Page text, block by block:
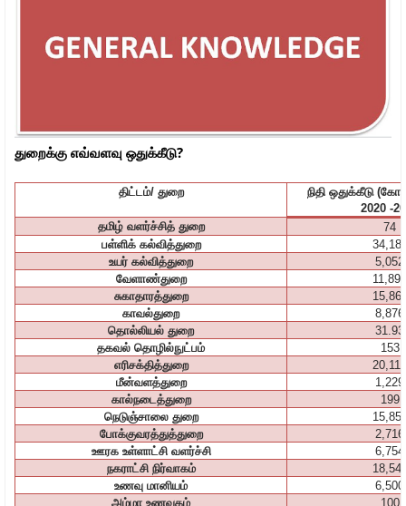
துறைக்கு எவ்வளவு ஒதுக்கீடு?
திட்டம்/ துறை நிதி ஒதுக்கீடு(
2020 -
தமிழ் வளர்ச்சித் துறை
74
பள்ளிக் கல்வித்துறை
உயர் கல்வித்துறை
5,052
வேளாண்துறை
11,894
சுகாதாரத்துறை
காவல்துறை
8,876
தொல்லியல் துறை
31.93
தகவல் தொழில்நுட்பம்
153
எரிசக்தித்துறை
20,115
மீன்வளத்துறை
1,229
கால்நடைத்துறை
199
நெடுஞ்சாலை துறை
போக்குவரத்துத்துறை
2,716
ஊரக உள்ளாட்சி வளர்ச்சி
6,754
நகராட்சி நிர்வாகம்
உணவு மானியம்
6,500
அம்மா உணவகம்
100